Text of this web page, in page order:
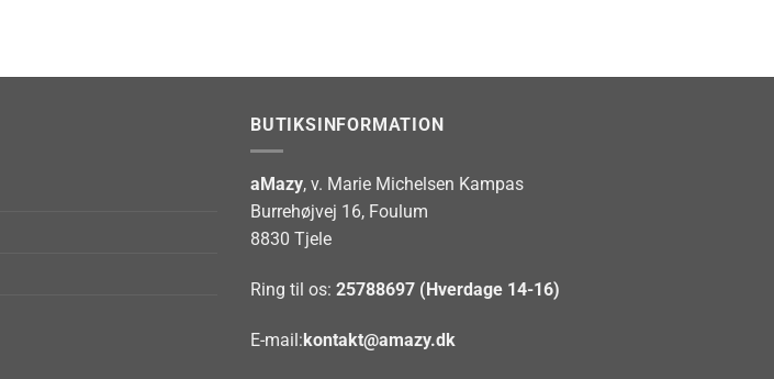
BUTIKSINFORMATION
aMazy, v. Marie Michelsen Kampas
Burrehøjvej 16, Foulum
8830 Tjele
Ring til os: 25788697 (Hverdage 14-16)
E-mail:kontakt@amazy.dk